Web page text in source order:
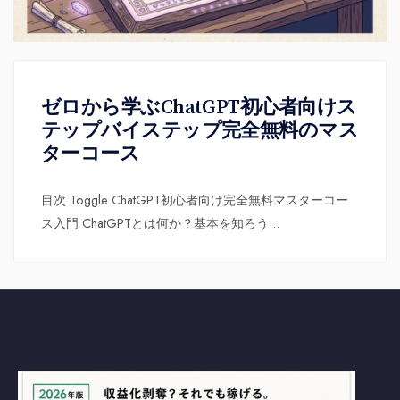
ゼロから学ぶChatGPT初心者向けス
テップバイステップ完全無料のマス
ターコース
目次 Toggle ChatGPT初心者向け完全無料マスターコー
ス入門 ChatGPTとは何か？基本を知ろう ...